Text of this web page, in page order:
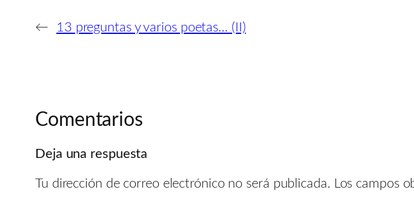
← 13 preguntas y varios poetas… (II)
Comentarios
Deja una respuesta
Tu dirección de correo electrónico no será publicada. Los campos